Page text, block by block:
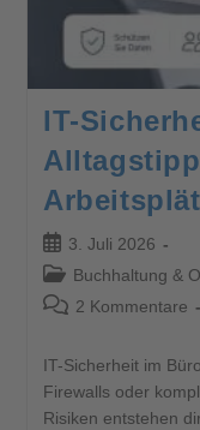
IT-
3. Juli 2026
Buchhaltung &
2 Kommentare
IT-Sicherheit im
Firewalls oder
Risiken entstehen